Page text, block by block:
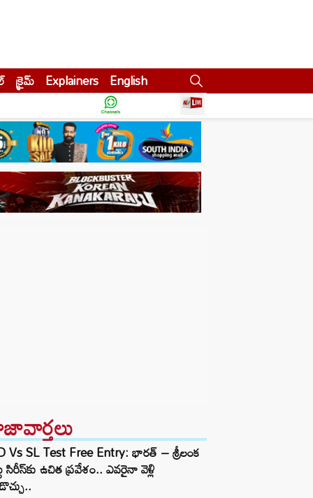
క్రైమ్ Explainers English
Vs SL Test Free Entry: భారత్ – శ్రీలంక
సిరీస్‌కు ఉచిత ప్రవేశం.. ఎవరైనా వెళ్లి